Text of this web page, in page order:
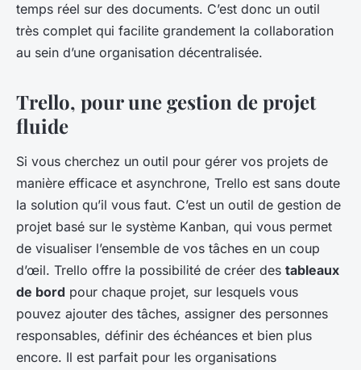
temps réel sur des documents. C’est donc un outil
très complet qui facilite grandement la collaboration
au sein d’une organisation décentralisée.
Trello, pour une gestion de projet
fluide
Si vous cherchez un outil pour gérer vos projets de
manière efficace et asynchrone, Trello est sans doute
la solution qu’il vous faut. C’est un outil de gestion de
projet basé sur le système Kanban, qui vous permet
de visualiser l’ensemble de vos tâches en un coup
d’œil. Trello offre la possibilité de créer des tableaux
de bord pour chaque projet, sur lesquels vous
pouvez ajouter des tâches, assigner des personnes
responsables, définir des échéances et bien plus
encore. Il est parfait pour les organisations